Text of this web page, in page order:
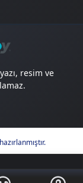
resim ve